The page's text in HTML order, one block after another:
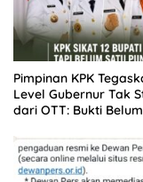
Pimpinan KPK
Level Gubernur Tak
dari OTT: Bukti Belum